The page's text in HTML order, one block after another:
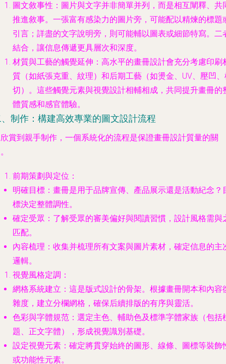
圖文敘事性 ：圖片與文字并非簡單并列，而是相互闡釋、共
推進敘事。一張富有感染力的圖片旁，可能配以精煉的標題
引言；詳盡的文字說明旁，則可能輔以圖表或細節特寫。二
結合，讓信息傳遞更具層次和深度。
材質與工藝的觸覺延伸 ：高水平的畫冊設計會充分考慮印刷
質（如紙張克重、紋理）和后期工藝（如燙金、UV、壓凹
切）。這些觸覺元素與視覺設計相輔相成，共同提升畫冊的
體質感和感官體驗。
制作：構建高效專業的圖文設計流程
賞到親手制作，一個系統化的流程是保證畫冊設計質量的關
前期策劃與定位 ：
明確目標 ：畫冊是用于品牌宣傳、產品展示還是活動紀念？
標決定整體調性。
確定受眾 ：了解受眾的審美偏好與閱讀習慣，設計風格需與
匹配。
內容梳理 ：收集并梳理所有文案與圖片素材，確定信息的主
邏輯。
視覺風格定調 ：
網格系統建立 ：這是版式設計的骨架。根據畫冊開本和內容
雜度，建立分欄網格，確保后續排版的有序與靈活。
色彩與字體規范 ：選定主色、輔助色及標準字體家族（包括
題、正文字體），形成視覺識別基礎。
設定視覺元素 ：確定將貫穿始終的圖形、線條、圖標等裝飾
或功能性元素。